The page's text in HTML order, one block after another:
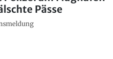
Pässe